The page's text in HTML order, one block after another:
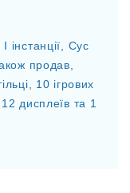
інстанції, Сус
продав,
10 ігрових
дисплеїв та 1